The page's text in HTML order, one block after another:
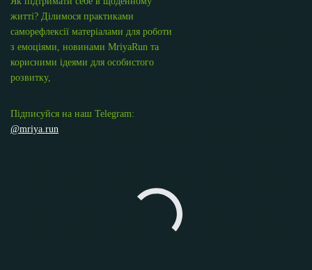
житті? Ділимося практиками
саморефлексії матеріалами для роботи
з емоціями, новинами MriyaRun та
корисними ідеями для особистого
розвитку,
Підписуйся на наш Telegram:
@mriya.run